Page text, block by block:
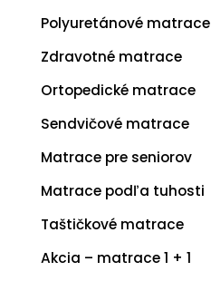
Polyuretánové matrace
Zdravotné matrace
Ortopedické matrace
Sendvičové matrace
Matrace pre seniorov
Matrace podľa tuhosti
Taštičkové matrace
Akcia – matrace 1 + 1